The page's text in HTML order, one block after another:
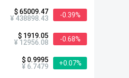
$ 65009.47
¥ 438898.43
-0.39%
$ 1919.05
¥ 12956.08
-0.68%
$ 0.9995
¥ 6.7479
+0.07%